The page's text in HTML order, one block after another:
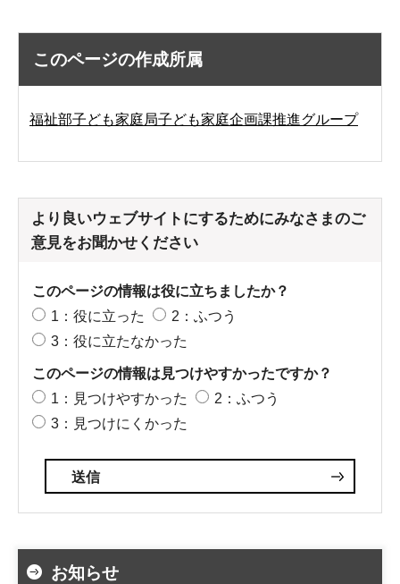
このページの作成所属
福祉部子ども家庭局子ども家庭企画課推進グループ
より良いウェブサイトにするためにみなさまのご
意見をお聞かせください
このページの情報は役に立ちましたか？
1：役に立った
2：ふつう
3：役に立たなかった
このページの情報は見つけやすかったですか？
1：見つけやすかった
2：ふつう
3：見つけにくかった
お知らせ